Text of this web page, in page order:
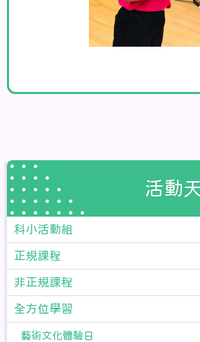
活動
科小活動組
正規課程
非正規課程
全方位學習
藝術文化體驗日